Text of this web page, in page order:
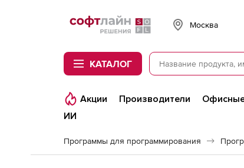
Softline
Москва
КАТАЛОГ
Акции Производители
ИИ
Программы для программирования